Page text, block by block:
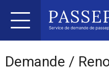
Demande /